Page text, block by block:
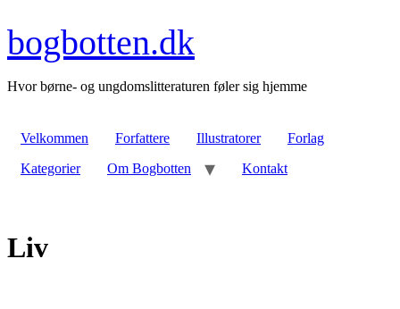
til
indhold
bogbotten.dk
Hvor børne- og ungdomslitteraturen føler sig hjemme
Velkommen Forfattere Illustratorer
Forlag
Kategorier
Om Bogbotten Kontakt
Liv